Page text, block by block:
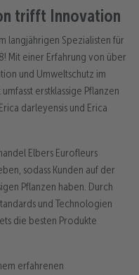
trifft Innovation
langjährigen Spezialisten für
Mit einer Erfahrung von über
und Umweltschutz im
erstklassige Pflanzen
darleyensis und Erica
Elbers Eurofleurs
sodass Kunden auf der
Pflanzen haben. Durch
und Technologien
die besten Produkte
erfahrenen